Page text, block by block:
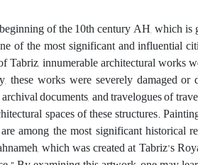
of the 10th century AH, which
of the most significant and influential
Tabriz, innumerable architectural
these works were severely damaged
documents, and travelogues of
spaces of these structures.
among the most significant
which was created at Tabriz’s